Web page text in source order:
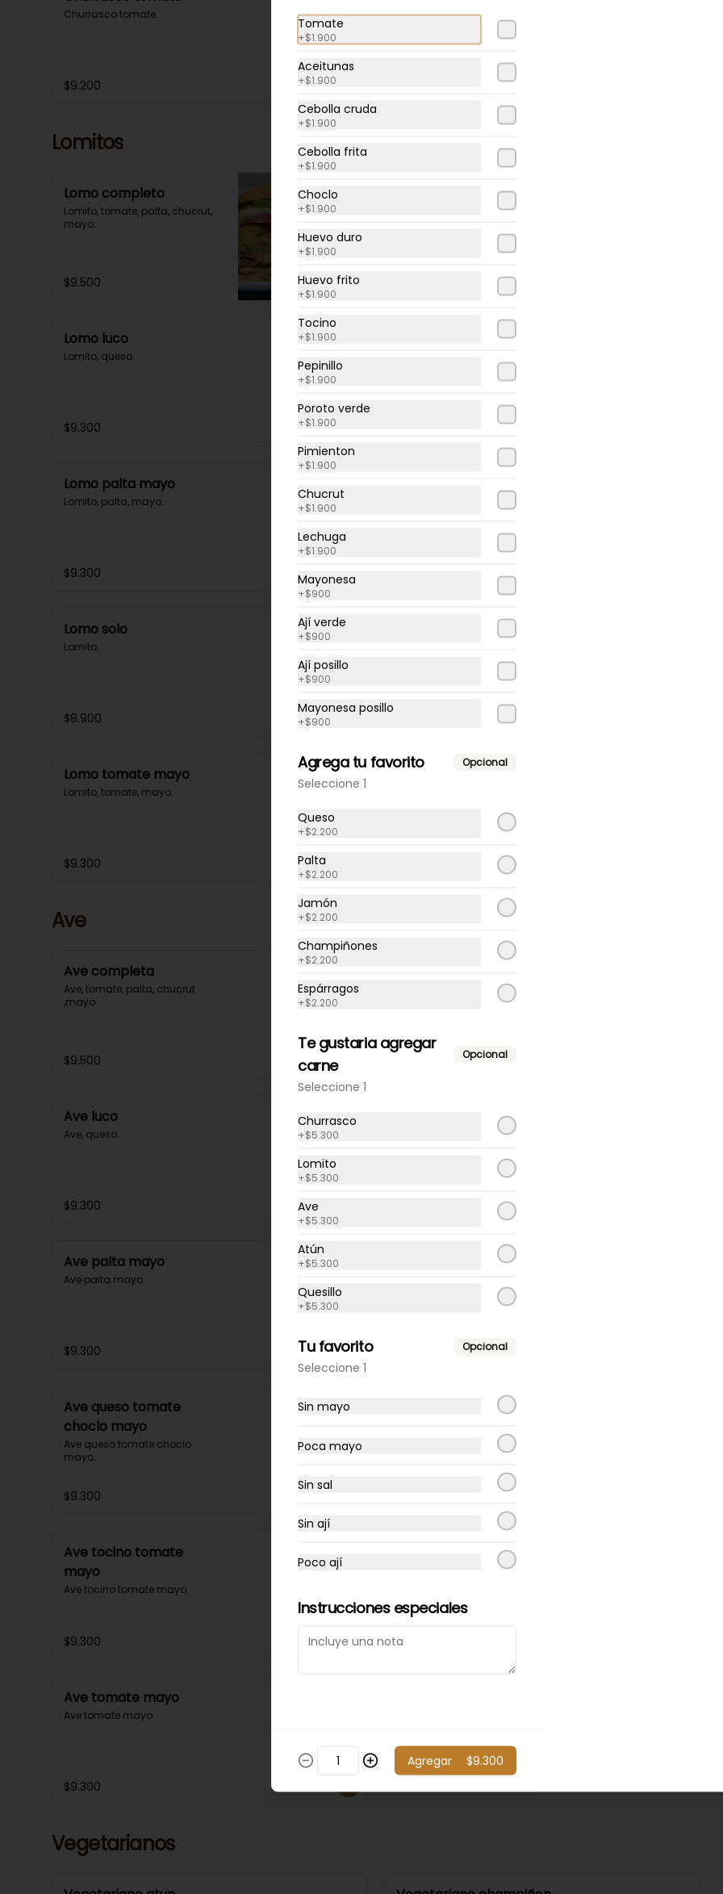
Churrasco tomate.
$9.200
mayo
Churrasco tomate, mayo.
Lomitos
Lomo completo
Lomito, tomate, palta, chucrut,
mayo.
$9.500
Lomito, tomate, palta, mayo.
Lomo luco
Lomito, queso.
$9.300
Lomo palta mayo
Lomito, palta, mayo.
$9.300
Lomo solo
Lomito.
$8.900
Lomo tomate mayo
Lomito, tomate, mayo.
$9.300
Lomo tomate poroto
Lomito, tomate, poroto verde,
Ave
Ave completa
Ave, tomate, palta, chucrut
,mayo.
$9.500
Ave, tomate, palta, mayo.
Ave luco
Ave, queso.
$9.300
Ave palta mayo
Ave palta mayo.
$9.300
Ave pimiento mayo
Ave queso tomate
choclo mayo
Ave queso tomate choclo
mayo.
$9.300
Ave tocino tomate
mayo
Ave tocino tomate mayo.
$9.300 $9.000
Ave tomate mayo
Ave tomate mayo.
$9.300
Vegetarianos
Tomate
+$1.900
Aceitunas
+$1.900
Cebolla cruda
+$1.900
Cebolla frita
+$1.900
Choclo
+$1.900
Huevo duro
+$1.900
Huevo frito
+$1.900
Tocino
+$1.900
Pepinillo
+$1.900
Poroto verde
+$1.900
Pimienton
+$1.900
Chucrut
+$1.900
Lechuga
+$1.900
Mayonesa
+$900
Ají verde
+$900
Ají posillo
+$900
Mayonesa posillo
+$900
Agrega tu favorito Opcional
Seleccione 1
Queso
+$2.200
Palta
+$2.200
Jamón
+$2.200
Champiñones
+$2.200
Espárragos
+$2.200
Te gustaria agregar
carne
Opcional
Seleccione 1
Churrasco
+$5.300
Lomito
+$5.300
Ave
+$5.300
Atún
+$5.300
Quesillo
+$5.300
Tu favorito Opcional
Seleccione 1
Sin mayo
Poca mayo
Sin sal
Sin ají
Poco ají
Instrucciones especiales
Agregar $9.300